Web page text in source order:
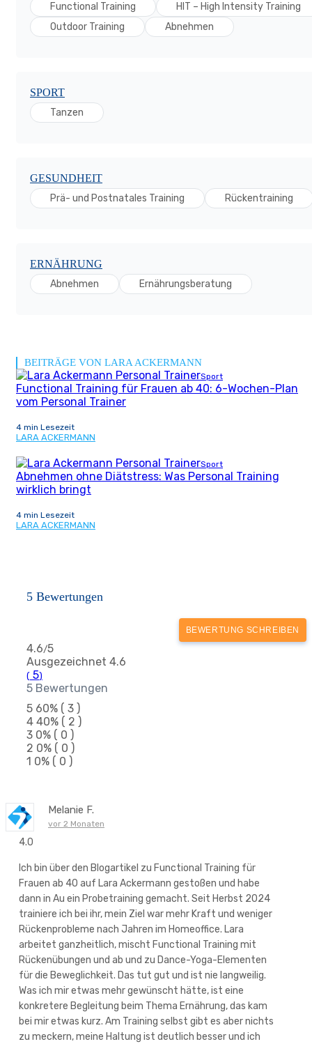
Functional Training
HIT – High Intensity Training
Outdoor Training
Abnehmen
SPORT
Tanzen
GESUNDHEIT
Prä- und Postnatales Training
Rückentraining
ERNÄHRUNG
Abnehmen
Ernährungsberatung
BEITRÄGE VON LARA ACKERMANN
Sport
Functional Training für Frauen ab 40: 6-Wochen-Plan
vom Personal Trainer
4 min Lesezeit
LARA ACKERMANN
Sport
Abnehmen ohne Diätstress: Was Personal Training
wirklich bringt
4 min Lesezeit
LARA ACKERMANN
5 Bewertungen
BEWERTUNG SCHREIBEN
4.6/5
Ausgezeichnet 4.6
( 5)
5 Bewertungen
5 60% ( 3 )
4 40% ( 2 )
3 0% ( 0 )
2 0% ( 0 )
1 0% ( 0 )
Melanie F.
vor 2 Monaten
4.0
Ich bin über den Blogartikel zu Functional Training für
Frauen ab 40 auf Lara Ackermann gestoßen und habe
dann in Au ein Probetraining gemacht. Seit Herbst 2024
trainiere ich bei ihr, mein Ziel war mehr Kraft und weniger
Rückenprobleme nach Jahren im Homeoffice. Lara
arbeitet ganzheitlich, mischt Functional Training mit
Rückenübungen und ab und zu Dance-Yoga-Elementen
für die Beweglichkeit. Das tut gut und ist nie langweilig.
Was ich mir etwas mehr gewünscht hätte, ist eine
konkretere Begleitung beim Thema Ernährung, das kam
bei mir etwas kurz. Am Training selbst gibt es aber nichts
zu meckern, meine Haltung ist deutlich besser und ich